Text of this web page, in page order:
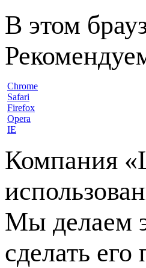
В этом
Chrome
Safari
Firefox
Opera
IE
Компания
Мы делаем
сделать